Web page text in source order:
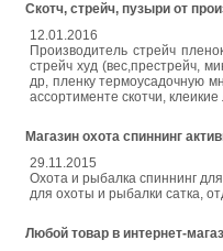
Скотч, стрейч, пузыри от
12.01.2016
Производитель стрейч
стрейч худ (вес,престрейч,
др, пленку термоусадочную
ассортименте скотчи,
Магазин охота спиннинг
29.11.2015
Охота и рыбалка спиннинг
для охоты и рыбалки сатка,
Любой товар в интернет-